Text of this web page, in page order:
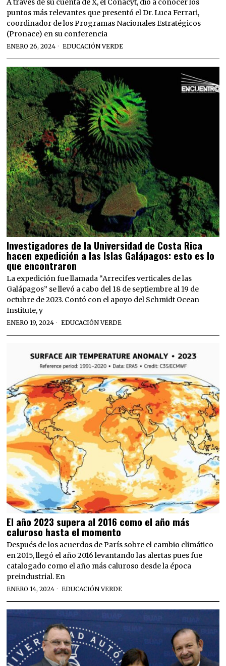
A través de su cuenta de X, el Conacyt, dio a conocer los
puntos más relevantes que presentó el Dr. Luca Ferrari,
coordinador de los Programas Nacionales Estratégicos
(Pronace) en su conferencia
ENERO 26, 2024 EDUCACIÓN VERDE
Investigadores de la Universidad de Costa Rica
hacen expedición a las Islas Galápagos: esto es lo
que encontraron
La expedición fue llamada “Arrecifes verticales de las
Galápagos” se llevó a cabo del 18 de septiembre al 19 de
octubre de 2023. Contó con el apoyo del Schmidt Ocean
Institute, y
ENERO 19, 2024 EDUCACIÓN VERDE
El año 2023 supera al 2016 como el año más
caluroso hasta el momento
Después de los acuerdos de París sobre el cambio climático
en 2015, llegó el año 2016 levantando las alertas pues fue
catalogado como el año más caluroso desde la época
preindustrial. En
ENERO 14, 2024 EDUCACIÓN VERDE